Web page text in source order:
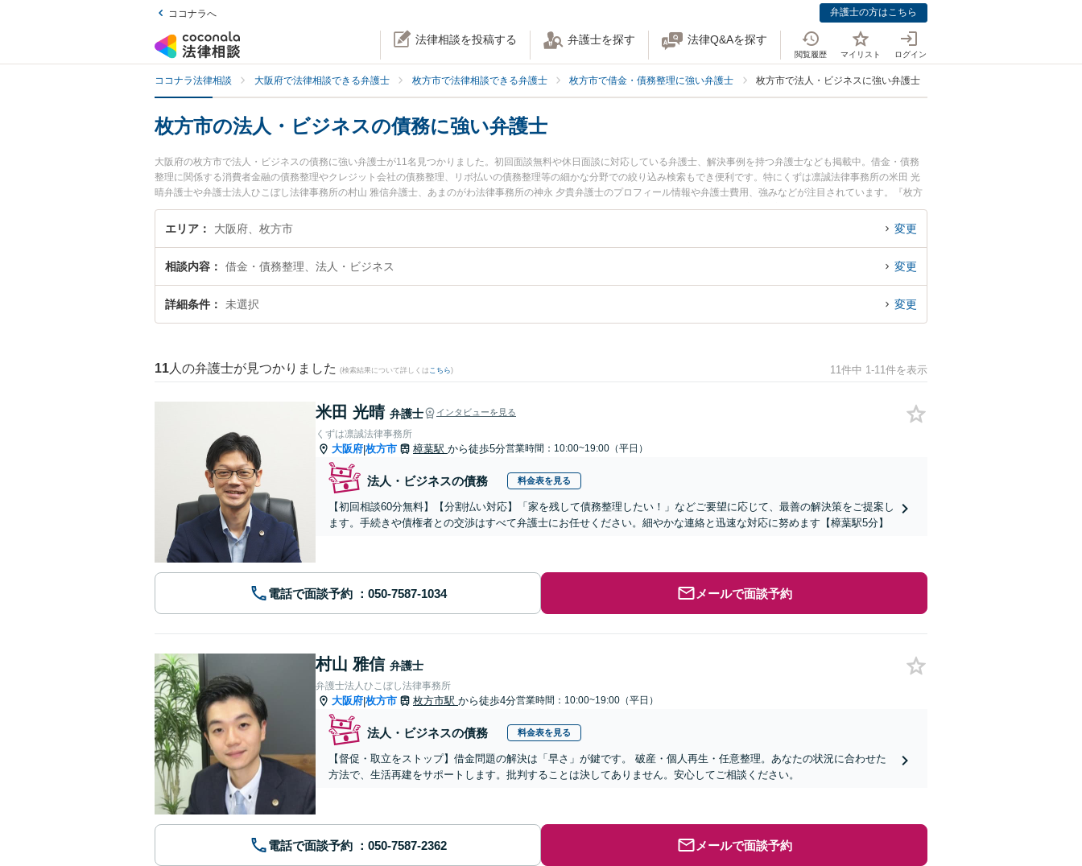
ココナラへ 弁護士の方はこちら
法律相談を投稿する 弁護士を探す 法律Q&Aを探す
閲覧履歴 マイリスト ログイン
ココナラ法律相談 大阪府で法律相談できる弁護士 枚方市で法律相談できる弁護士 枚方市で借金・債務整理に強い弁護士 枚方市で法人・ビジネスに強い弁護士
枚方市の法人・ビジネスの債務に強い弁護士
大阪府の枚方市で法人・ビジネスの債務に強い弁護士が11名見つかりました。初回面談無料や休日面談に対応している弁護士、解決事例を持つ弁護士なども掲載中。借金・債務
整理に関係する消費者金融の債務整理やクレジット会社の債務整理、リボ払いの債務整理等の細かな分野での絞り込み検索もでき便利です。特にくずは凛誠法律事務所の米田 光
晴弁護士や弁護士法人ひこぼし法律事務所の村山 雅信弁護士、あまのがわ法律事務所の神永 夕貴弁護士のプロフィール情報や弁護士費用、強みなどが注目されています。『枚方
市で土日や夜間に発生した法人・ビジネスの債務のトラブルを今すぐに弁護士に相談したい』『法人・ビジネスの債務のトラブル解決の実績豊富な近くの弁護士を検索したい』
『初回相談無料で法人・ビジネスの債務を法律相談できる枚方市内の弁護士に相談予約したい』などでお困りの相談者さんにおすすめです。
エリア 大阪府、枚方市 変更
相談内容 借金・債務整理、法人・ビジネス 変更
詳細条件 未選択 変更
11 人の弁護士が見つかりました (検索結果について詳しくは こちら) 11件中 1-11件を表示
米田 光晴 弁護士 インタビューを見る
くずは凛誠法律事務所
大阪府|枚方市 樟葉駅 から徒歩5分営業時間：10:00~19:00（平日）
法人・ビジネスの債務 料金表を見る
【初回相談60分無料】【分割払い対応】「家を残して債務整理したい！」などご要望に応じて、最善の解決策をご提案し
ます。手続きや債権者との交渉はすべて弁護士にお任せください。細やかな連絡と迅速な対応に努めます【樟葉駅5分】
電話で面談予約 メールで面談予約
村山 雅信 弁護士
弁護士法人ひこぼし法律事務所
大阪府|枚方市 枚方市駅 から徒歩4分営業時間：10:00~19:00（平日）
法人・ビジネスの債務 料金表を見る
【督促・取立をストップ】借金問題の解決は「早さ」が鍵です。 破産・個人再生・任意整理。あなたの状況に合わせた
方法で、生活再建をサポートします。批判することは決してありません。安心してご相談ください。
電話で面談予約 メールで面談予約